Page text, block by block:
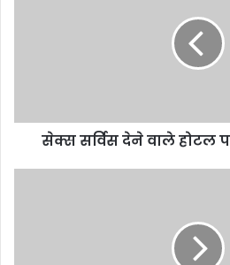
सेक्स सर्विस देने वाले होटल